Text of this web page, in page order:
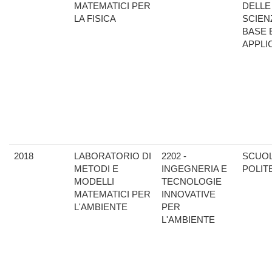
MATEMATICI PER
LA FISICA
DELLE
BASE
2018
LABORATORIO DI
METODI E
MODELLI
MATEMATICI PER
L'AMBIENTE
2202 -
INGEGNERIA E
TECNOLOGIE
INNOVATIVE
PER
L'AMBIENTE